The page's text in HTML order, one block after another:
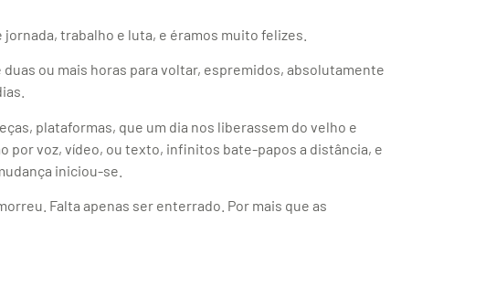
trabalho e luta, e éramos muito felizes.
ou mais horas para voltar, espremidos, absolutamente
plataformas, que um dia nos liberassem do velho e
voz, vídeo, ou texto, infinitos bate-papos a distância, e
iniciou-se.
Falta apenas ser enterrado. Por mais que as